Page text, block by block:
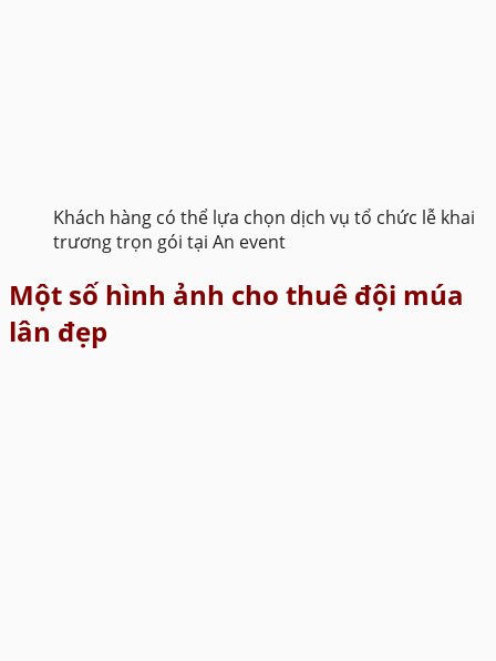
Khách hàng có thể lựa chọn dịch vụ tổ chức lễ khai
trương trọn gói tại An event
Một số hình ảnh cho thuê đội múa
lân đẹp